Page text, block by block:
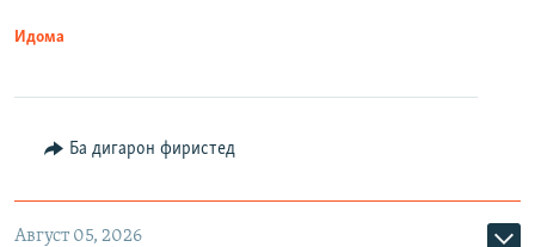
Идома
Ба дигарон фиристед
Август 05, 2026